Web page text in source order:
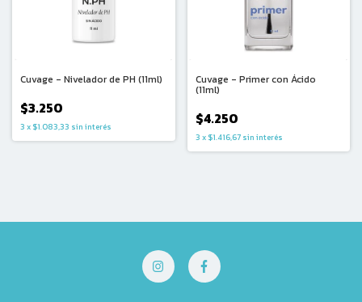
Cuvage - Nivelador de PH (11ml)
$3.250
3 x $1.083,33 sin interés
Cuvage - Primer con Ácido
(11ml)
$4.250
3 x $1.416,67 sin interés